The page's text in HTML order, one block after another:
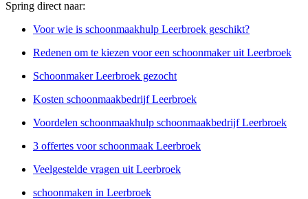
Spring direct naar:
Voor wie is schoonmaakhulp Leerbroek geschikt?
Redenen om te kiezen voor een schoonmaker uit Leerbroek
Schoonmaker Leerbroek gezocht
Kosten schoonmaakbedrijf Leerbroek
Voordelen schoonmaakhulp schoonmaakbedrijf Leerbroek
3 offertes voor schoonmaak Leerbroek
Veelgestelde vragen uit Leerbroek
schoonmaken in Leerbroek